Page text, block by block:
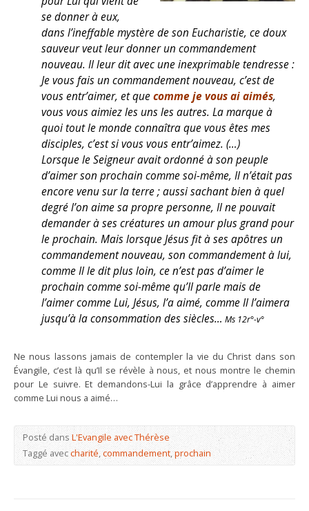
se donner à eux,
dans l’ineffable mystère de son Eucharistie, ce doux
sauveur veut leur donner un commandement
nouveau. Il leur dit avec une inexprimable tendresse :
Je vous fais un commandement nouveau, c’est de
vous entr’aimer, et quecomme je vous ai aimés,
vous vous aimiez les uns les autres. La marque à
quoi tout le monde connaîtra que vous êtes mes
disciples, c’est si vous vous entr’aimez. (…)
Lorsque le Seigneur avait ordonné à son peuple
d’aimer son prochain comme soi-même, Il n’était pas
encore venu sur la terre ; aussi sachant bien à quel
degré l’on aime sa propre personne, Il ne pouvait
demander à ses créatures un amour plus grand pour
le prochain. Mais lorsque Jésus fit à ses apôtres un
commandement nouveau, son commandement à lui,
comme Il le dit plus loin, ce n’est pas d’aimer le
prochain comme soi-même qu’Il parle mais de
l’aimer comme Lui, Jésus, l’a aimé, comme Il l’aimera
jusqu’à la consommation des siècles… Ms 12r°-v°
Ne nous lassons jamais de contempler la vie du Christ dans son
Évangile, c’est là qu’Il se révèle à nous, et nous montre le chemin
pour Le suivre. Et demandons-Lui la grâce d’apprendre à aimer
comme Lui nous a aimé…
Posté dansL'Evangile avec Thérèse
Taggé aveccharité,commandement,prochain